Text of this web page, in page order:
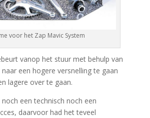
voor het Zap Mavic System
vanop het stuur met behulp van
een hogere versnelling te gaan
lagere over te gaan.
een technisch noch een
daarvoor had het teveel